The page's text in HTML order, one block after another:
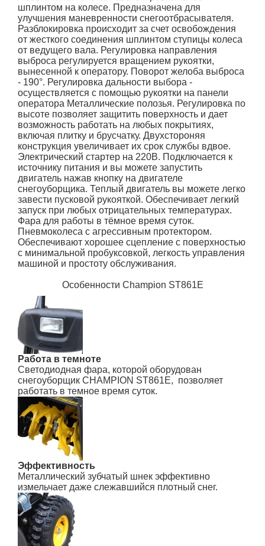
шплинтом на колесе. Предназначена для
улучшения маневренности снегоотбрасывателя.
Разблокировка происходит за счет освобождения
от жесткого соединения шплинтом ступицы колеса
от ведущего вала. Регулировка направления
выброса регулируется вращением рукоятки,
вынесенной к оператору. Поворот желоба выброса
- 190°. Регулировка дальности выбора -
осуществляется с помощью рукоятки на панели
оператора Металлические полозья. Регулировка по
высоте позволяет защитить поверхность и дает
возможность работать на любых покрытиях,
включая плитку и брусчатку. Двухстороняя
конструкция увеличивает их срок службы вдвое.
Электрический стартер на 220В. Подключается к
источнику питания и вы можете запустить
двигатель нажав кнопку на двигателе
снегоуборщика. Теплый двигатель вы можете легко
завести пусковой рукояткой. Обеспечивает легкий
запуск при любых отрицательных температурах.
Фара для работы в тёмное время суток.
Пневмоколеса с агрессивным протектором.
Обеспечивают хорошее сцепление с поверхностью
с минимальной пробуксовкой, легкость управления
машиной и простоту обслуживания.
Особенности Champion ST861E
Работа в темноте
Светодиодная фара, которой оборудован
снегоуборщик CHAMPION ST861E, позволяет
работать в темное время суток.
Эффективность
Металлический зубчатый шнек эффективно
измельчает даже слежавшийся плотный снег.